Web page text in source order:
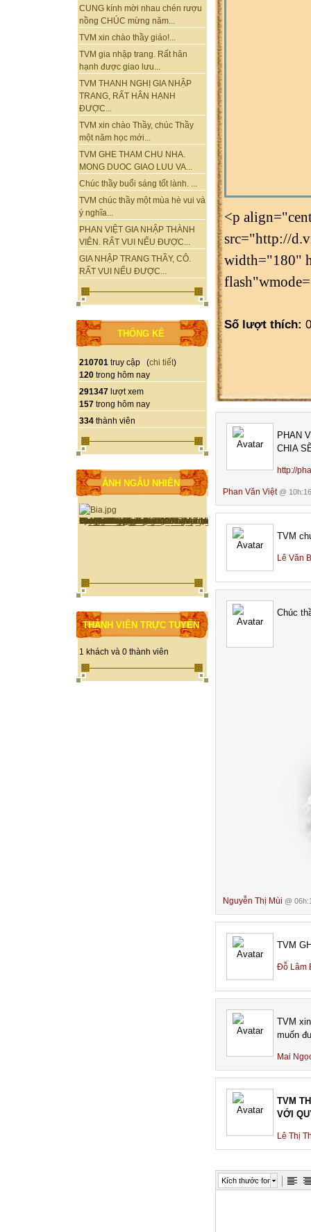
CUNG kính mời nhau chén rượu
nồng CHÚC mừng năm...
TVM xin chào thầy giáo!...
TVM gia nhập trang. Rất hân
hạnh được giao lưu...
TVM THANH NGHỊ GIA NHẬP
TRANG, RẤT HÂN HẠNH
ĐƯỢC...
TVM xin chào Thầy, chúc Thầy
một năm học mới...
TVM GHE THAM CHU NHA.
MONG DUOC GIAO LUU VA...
Chúc thầy buổi sáng tốt lành. ...
TVM chúc thầy một mùa hè vui và
ý nghĩa...
PHAN VIỆT GIA NHẬP THÀNH
VIÊN. RẤT VUI NẾU ĐƯỢC...
GIA NHẬP TRANG THẦY, CÔ.
RẤT VUI NẾU ĐƯỢC...
THỐNG KÊ
210701 truy cập (chi tiết)
120 trong hôm nay
291347 lượt xem
157 trong hôm nay
334 thành viên
ẢNH NGẪU NHIÊN
THÀNH VIÊN TRỰC TUYẾN
1 khách và 0 thành viên
<p
src="http://
width="180"
Số lượt thích:
PHAN
CHIA
http://
Phan Văn Việt@
TVM
Lê Văn
Chúc
Nguyễn Thị Mùi @
TVM
Đỗ Lâm
TVM
muốn
Mai
TVM
VỚI
Lê Thị
Kích thước font